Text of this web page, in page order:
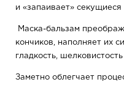
и «запаивает» секущиеся
Маска-бальзам
кончиков, наполняет их
гладкость,
Заметно облегчает